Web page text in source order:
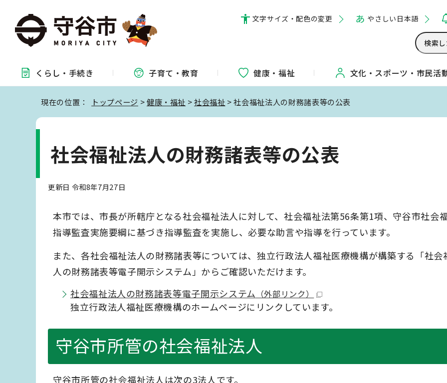
文字サイズ・配色の変更 やさしい日本語
くらし・ 手続き 子育て・教育 健康・福祉 文化・ スポーツ・ 市民活
現在の位置： トップページ >健康・福祉 >社会福祉 > 社会福祉法人の財務諸表等の公表
社会福祉法人の財務諸表等の公表
更新日 令和8年7月27日
本市では、市長が所轄庁となる社会福祉法人に対して、社会福祉法第56条第1項、守谷市社会
指導監査実施要綱に基づき指導監査を実施し、必要な助言や指導を行っています。
また、各社会福祉法人の財務諸表等については、独立行政法人福祉医療機構が構築する「社会
人の財務諸表等電子開示システム」からご確認いただけます。
社会福祉法人の財務諸表等電子開示システム （外部リンク）
独立行政法人福祉医療機構のホームページにリンクしています。
守谷市所管の社会福祉法人
守谷市所管の社会福祉法人は次の3法人です。